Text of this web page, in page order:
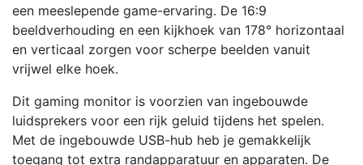
een meeslepende game-ervaring. De 16:9
beeldverhouding en een kijkhoek van 178° horizontaal
en verticaal zorgen voor scherpe beelden vanuit
vrijwel elke hoek.
Dit gaming monitor is voorzien van ingebouwde
luidsprekers voor een rijk geluid tijdens het spelen.
Met de ingebouwde USB-hub heb je gemakkelijk
toegang tot extra randapparatuur en apparaten. De